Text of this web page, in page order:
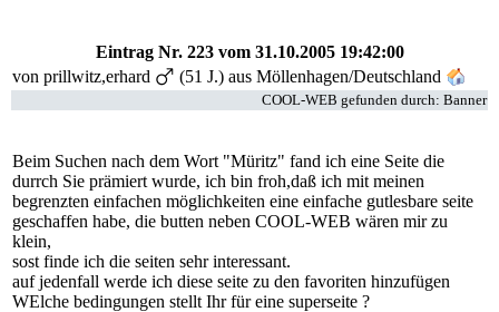
Eintrag Nr. 223vom 31.10.2005 19:42:00
von prillwitz,erhard (51 J.) aus Möllenhagen/Deutschland
COOL-WEB gefunden durch: Banner
Beim Suchen nach dem Wort "Müritz" fand ich eine Seite die
durrch Sie prämiert wurde, ich bin froh,daß ich mit meinen
begrenzten einfachen möglichkeiten eine einfache gutlesbare seite
geschaffen habe, die butten neben COOL-WEB wären mir zu
klein,
sost finde ich die seiten sehr interessant.
auf jedenfall werde ich diese seite zu den favoriten hinzufügen
WElche bedingungen stellt Ihr für eine superseite ?